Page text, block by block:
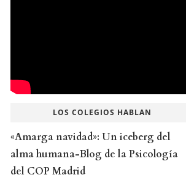
LOS COLEGIOS HABLAN
«Amarga navidad»: Un iceberg del
alma humana-Blog de la Psicología
del COP Madrid